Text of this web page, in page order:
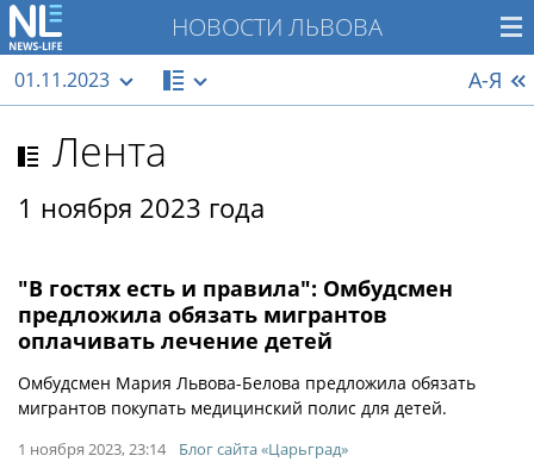
НОВОСТИ ЛЬВОВА
01.11.2023 А-Я
Лента
1 ноября 2023 года
"В гостях есть и правила": Омбудсмен
предложила обязать мигрантов
оплачивать лечение детей
Омбудсмен Мария Львова-Белова предложила обязать
мигрантов покупать медицинский полис для детей.
1 ноября 2023, 23:14 Блог сайта «Царьград»